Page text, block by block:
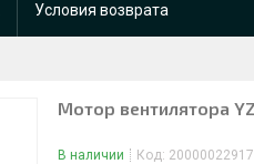
Условия возврата
Мотор вентилятора
В наличии Код: 20000022917